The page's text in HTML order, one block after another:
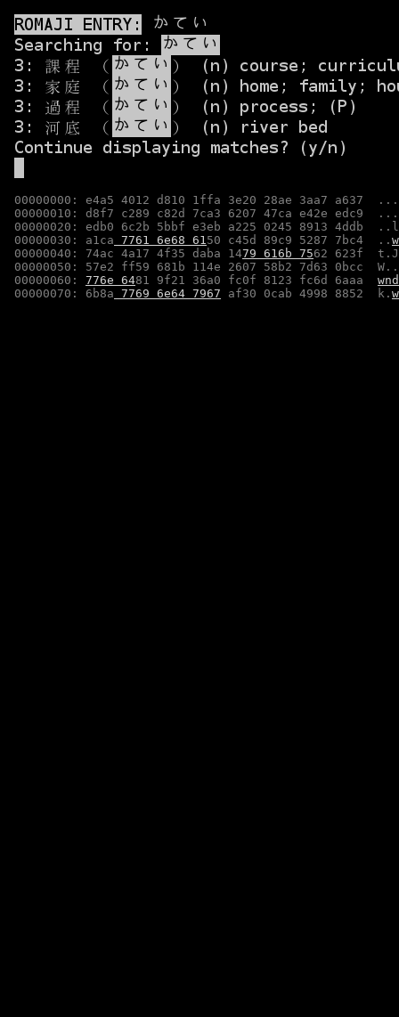
00000000: e4a5 4012 d810 1ffa 3e20 28ae 3aa7
00000010: d8f7 c289 c82d 7ca3 6207 47ca e42e
00000020: edb0 6c2b 5bbf e3eb a225 0245 8913 4ddb
00000030: a1ca 7761 6e68 6150 c45d 89c9 5287 7bc4  ..
00000040: 74ac 4a17 4f35 daba 1479 616b 7562 623f
00000050: 57e2 ff59 681b 114e 2607 58b2 7d63 0bcc
00000060: 776e 6481 9f21 36a0 fc0f 8123 fc6d 6aaa wnd
00000070: 6b8a 7769 6e64 7967 af30 0cab 4998 8852  k.